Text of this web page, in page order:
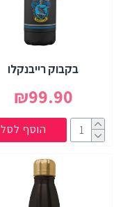
בקבוק רייבנקלו
₪99.90
הוסף לסל